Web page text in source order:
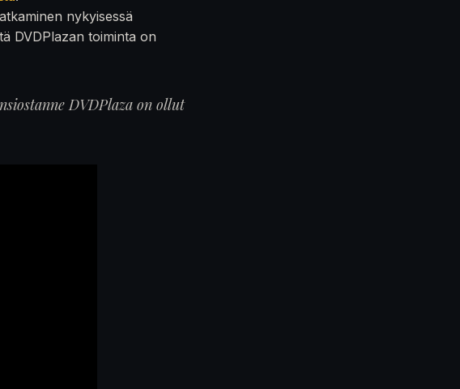
nykyisessä
DVDPlazan toiminta on
DVDPlaza on ollut